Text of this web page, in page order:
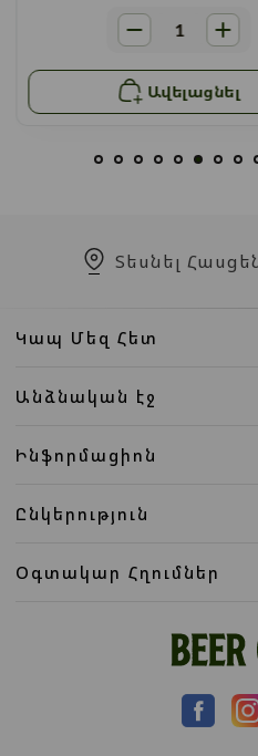
Ավելացնել
Տեսնել
Կապ Մեզ Հետ
Անձնական էջ
Ինֆորմացիոն
Ընկերություն
Օգտակար Հղումներ